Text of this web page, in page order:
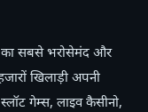
का सबसे भरोसेमंद और
खिलाड़ी अपनी
गेम्स, लाइव कैसीनो,